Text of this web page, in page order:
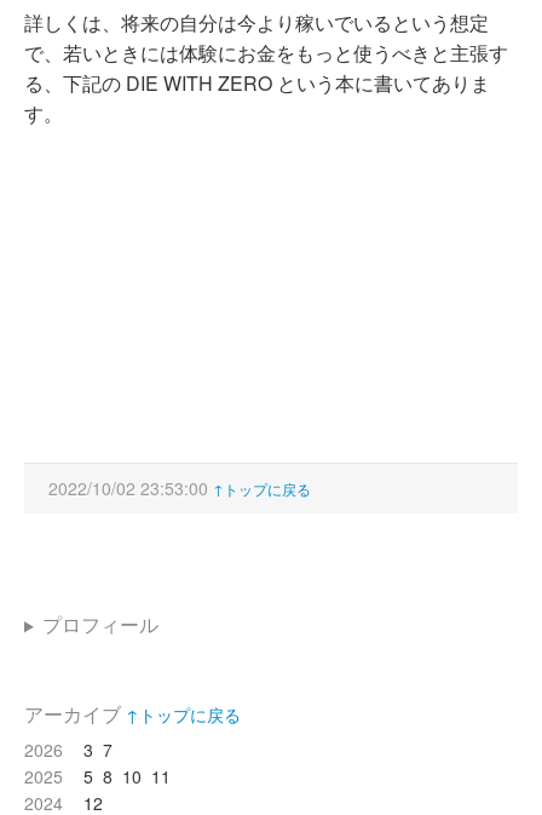
詳しくは、将来の自分は今より稼いでいるという想定
で、若いときには体験にお金をもっと使うべきと主張す
る、下記の DIE WITH ZERO という本に書いてありま
す。
2022/10/02 23:53:00 ↑トップに戻る
プロフィール
アーカイブ ↑トップに戻る
2026
3 7
2025
5 8 10 11
2024
12